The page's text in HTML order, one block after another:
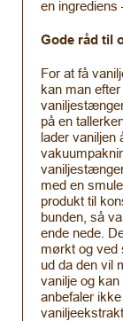
en ingrediens
Gode råd til
For at få
kan man
på en
lader vaniljen
med en
produkt til
bunden, så
ende nede.
mørkt og ved
ud da den vil
vanilje og
anbefaler
vaniljeekstrakt.